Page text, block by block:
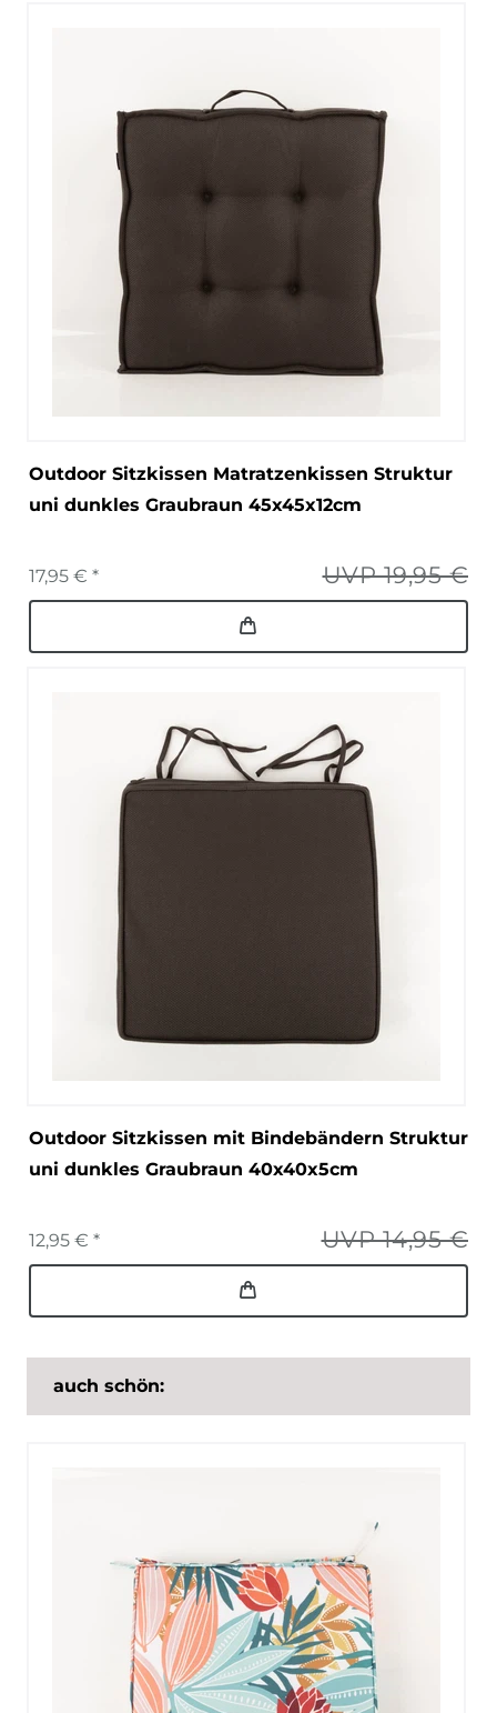
Outdoor Sitzkissen Matratzenkissen Struktur
uni dunkles Graubraun 45x45x12cm
UVP 19,95 €
17,95 € *
Outdoor Sitzkissen mit Bindebändern Struktur
uni dunkles Graubraun 40x40x5cm
UVP 14,95 €
12,95 € *
auch schön: